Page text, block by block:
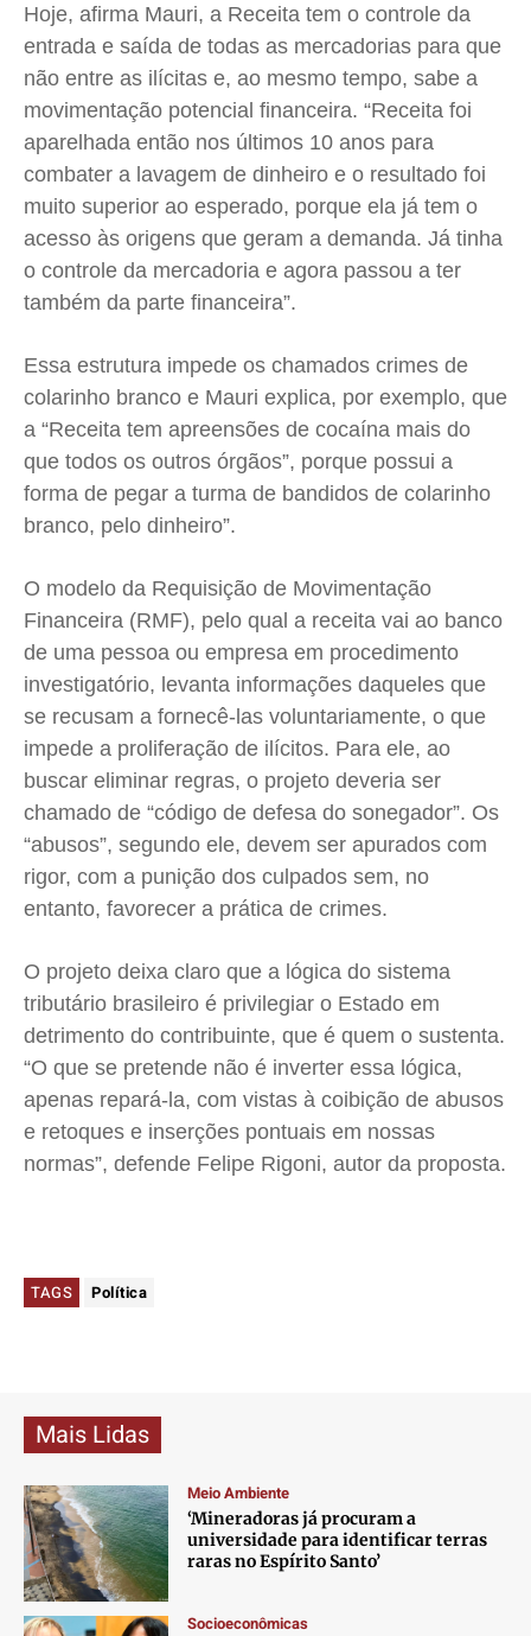
Hoje, afirma Mauri, a Receita tem o controle da
entrada e saída de todas as mercadorias para que
não entre as ilícitas e, ao mesmo tempo, sabe a
movimentação potencial financeira. “Receita foi
aparelhada então nos últimos 10 anos para
combater a lavagem de dinheiro e o resultado foi
muito superior ao esperado, porque ela já tem o
acesso às origens que geram a demanda. Já tinha
o controle da mercadoria e agora passou a ter
também da parte financeira”.
Essa estrutura impede os chamados crimes de
colarinho branco e Mauri explica, por exemplo, que
a “Receita tem apreensões de cocaína mais do
que todos os outros órgãos”, porque possui a
forma de pegar a turma de bandidos de colarinho
branco, pelo dinheiro”.
O modelo da Requisição de Movimentação
Financeira (RMF), pelo qual a receita vai ao banco
de uma pessoa ou empresa em procedimento
investigatório, levanta informações daqueles que
se recusam a fornecê-las voluntariamente, o que
impede a proliferação de ilícitos. Para ele, ao
buscar eliminar regras, o projeto deveria ser
chamado de “código de defesa do sonegador”. Os
“abusos”, segundo ele, devem ser apurados com
rigor, com a punição dos culpados sem, no
entanto, favorecer a prática de crimes.
O projeto deixa claro que a lógica do sistema
tributário brasileiro é privilegiar o Estado em
detrimento do contribuinte, que é quem o sustenta.
“O que se pretende não é inverter essa lógica,
apenas repará-la, com vistas à coibição de abusos
e retoques e inserções pontuais em nossas
normas”, defende Felipe Rigoni, autor da proposta.
TAGS Política
Mais Lidas
Meio Ambiente
‘Mineradoras já procuram a
universidade para identificar terras
raras no Espírito Santo’
Socioeconômicas